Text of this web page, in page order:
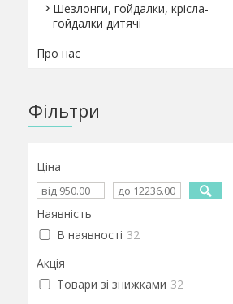
Шезлонги, гойдалки, крісла-
гойдалки дитячі
Про нас
Фільтри
Ціна
Наявність
В наявності 32
Акція
Товари зі знижками 32